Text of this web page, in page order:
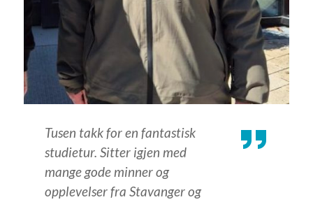
Tusen takk for en fantastisk
studietur. Sitter igjen med
mange gode minner og
opplevelser fra Stavanger og